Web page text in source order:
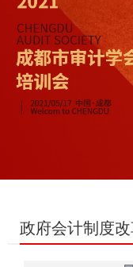
政府会计制度